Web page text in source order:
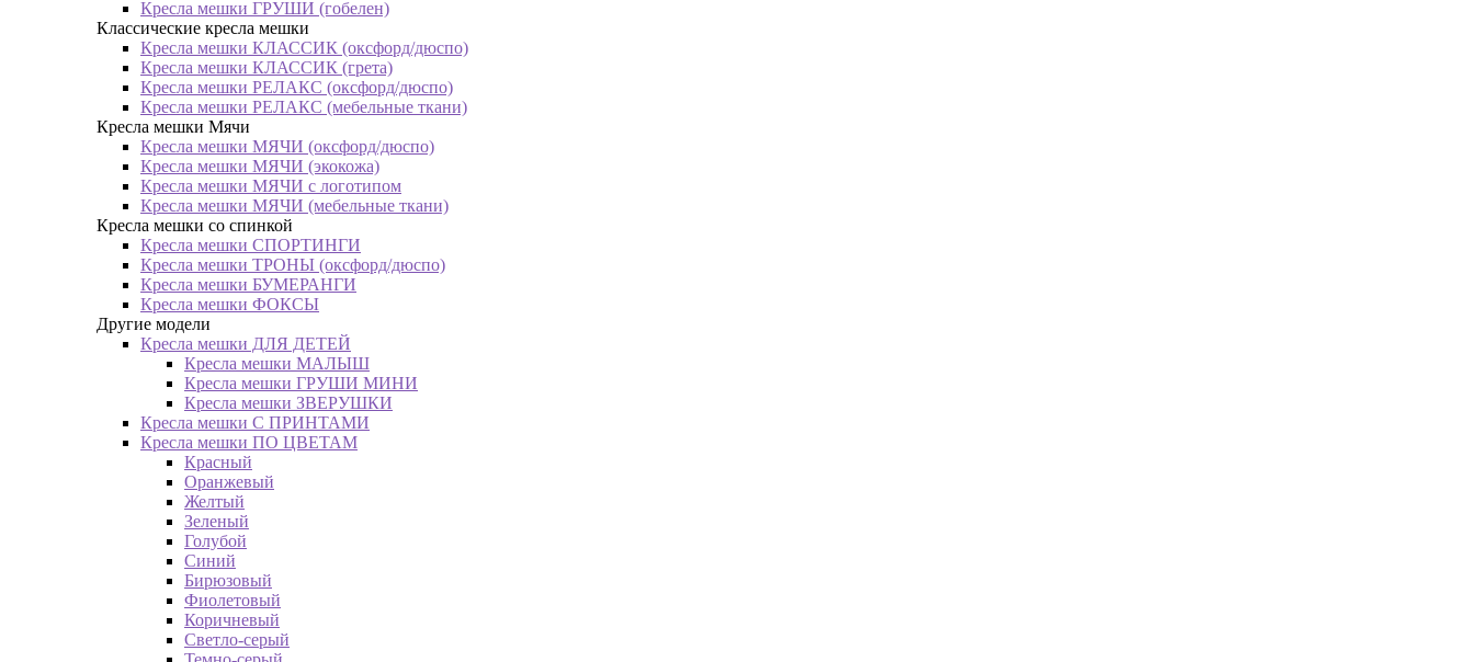
Кресла мешки ГРУШИ (гобелен)
Классические кресла мешки
Кресла мешки КЛАССИК (оксфорд/дюспо)
Кресла мешки КЛАССИК (грета)
Креслa мешки РЕЛАКС (оксфорд/дюспо)
Креслa мешки РЕЛАКС (мебельные ткани)
Кресла мешки Мячи
Кресла мешки МЯЧИ (оксфорд/дюспо)
Кресла мешки МЯЧИ (экокожа)
Кресла мешки МЯЧИ с логотипом
Кресла мешки МЯЧИ (мебельные ткани)
Кресла мешки со спинкой
Кресла мешки СПОРТИНГИ
Кресла мешки ТРОНЫ (оксфорд/дюспо)
Кресла мешки БУМЕРАНГИ
Кресла мешки ФОКСЫ
Другие модели
Кресла мешки ДЛЯ ДЕТЕЙ
Кресла мешки МАЛЫШ
Кресла мешки ГРУШИ МИНИ
Кресла мешки ЗВЕРУШКИ
Кресла мешки С ПРИНТАМИ
Кресла мешки ПО ЦВЕТАМ
Красный
Оранжевый
Желтый
Зеленый
Голубой
Синий
Бирюзовый
Фиолетовый
Коричневый
Светло-серый